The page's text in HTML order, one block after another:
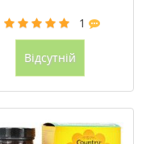
1
Відсутній